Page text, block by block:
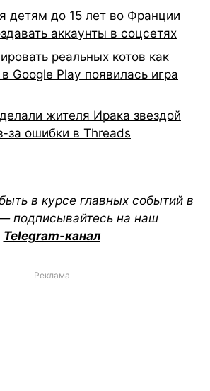
детям до 15 лет во Франции
аккаунты в соцсетях
реальных котов как
Google Play появилась игра
жителя Ирака звездой
за ошибки в Threads
в курсе главных событий в
подписывайтесь на наш
Telegram-канал
Реклама